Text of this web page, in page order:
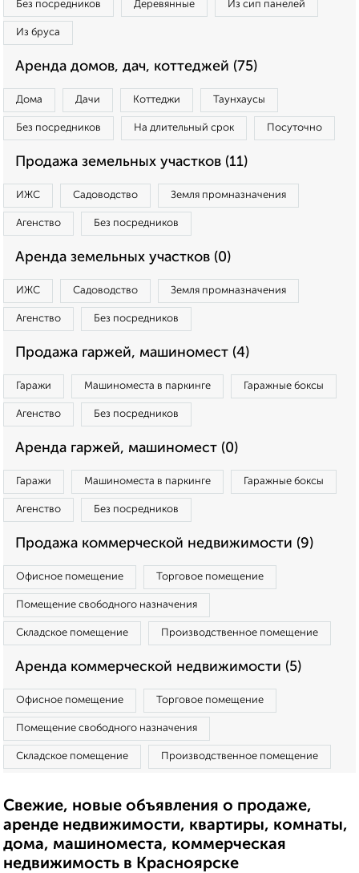
Без посредников Деревянные Из сип панелей
Из бруса
Аренда домов, дач, коттеджей (75)
Дома Дачи Коттеджи Таунхаусы
Без посредников На длительный срок Посуточно
Продажа земельных участков (11)
ИЖС Садоводство Земля промназначения
Агенство Без посредников
Аренда земельных участков (0)
ИЖС Садоводство Земля промназначения
Агенство Без посредников
Продажа гаржей, машиномест (4)
Гаражи Машиноместа в паркинге Гаражные боксы
Агенство Без посредников
Аренда гаржей, машиномест (0)
Гаражи Машиноместа в паркинге Гаражные боксы
Агенство Без посредников
Продажа коммерческой недвижимости (9)
Офисное помещение Торговое помещение
Помещение свободного назначения
Складское помещение Производственное помещение
Аренда коммерческой недвижимости (5)
Офисное помещение Торговое помещение
Помещение свободного назначения
Складское помещение Производственное помещение
Свежие, новые объявления о продаже,
аренде недвижимости, квартиры, комнаты,
дома, машиноместа, коммерческая
недвижимость в Красноярске